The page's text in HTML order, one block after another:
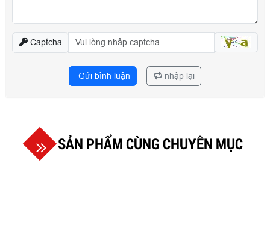
Captcha
Gửi bình luận nhập lại
SẢN PHẨM CÙNG CHUYÊN MỤC